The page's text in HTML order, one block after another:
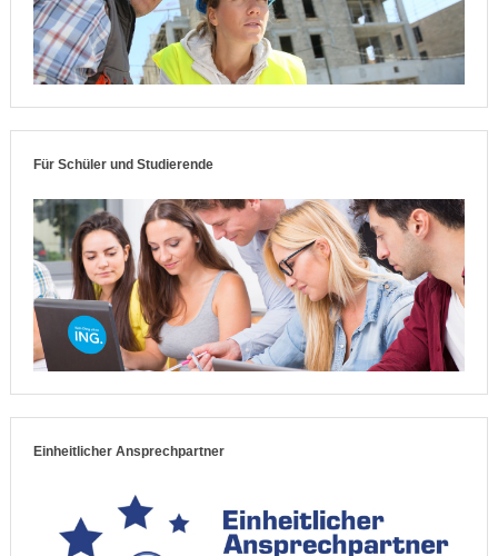
Für Schüler und Studierende
Einheitlicher Ansprechpartner